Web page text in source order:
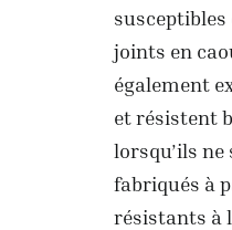
susceptibles
joints en
également
et résistent
lorsqu’ils
fabriqués à
résistants à